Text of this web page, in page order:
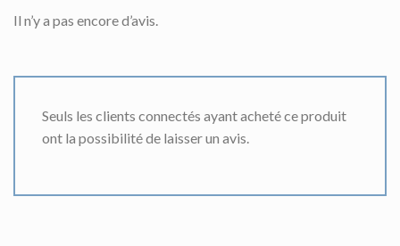
Il n’y a pas encore d’avis.
Seuls les clients connectés ayant acheté ce produit
ont la possibilité de laisser un avis.